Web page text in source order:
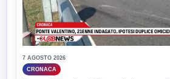
7 AGOSTO 2026
CRONACA